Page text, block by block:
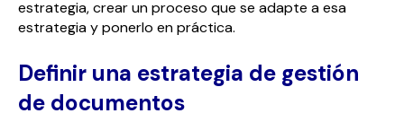
estrategia, crear un proceso que se adapte a esa
estrategia y ponerlo en práctica.
Definir una estrategia de gestión
de documentos